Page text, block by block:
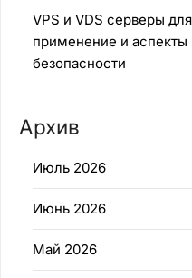
VPS и VDS серверы
применение и
безопасности
Архив
Июль 2026
Июнь 2026
Май 2026